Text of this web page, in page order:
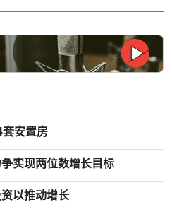
安置房
实现两位数增长目标
以推动增长